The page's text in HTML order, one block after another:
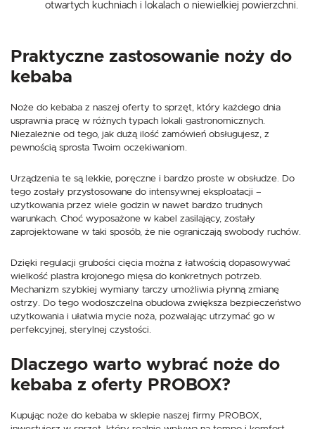
otwartych kuchniach i lokalach o niewielkiej powierzchni.
Praktyczne zastosowanie noży do
kebaba
Noże do kebaba z naszej oferty to sprzęt, który każdego dnia
usprawnia pracę w różnych typach lokali gastronomicznych.
Niezależnie od tego, jak dużą ilość zamówień obsługujesz, z
pewnością sprosta Twoim oczekiwaniom.
Urządzenia te są lekkie, poręczne i bardzo proste w obsłudze. Do
tego zostały przystosowane do intensywnej eksploatacji –
użytkowania przez wiele godzin w nawet bardzo trudnych
warunkach. Choć wyposażone w kabel zasilający, zostały
zaprojektowane w taki sposób, że nie ograniczają swobody ruchów.
Dzięki regulacji grubości cięcia można z łatwością dopasowywać
wielkość plastra krojonego mięsa do konkretnych potrzeb.
Mechanizm szybkiej wymiany tarczy umożliwia płynną zmianę
ostrzy. Do tego wodoszczelna obudowa zwiększa bezpieczeństwo
użytkowania i ułatwia mycie noża, pozwalając utrzymać go w
perfekcyjnej, sterylnej czystości.
Dlaczego warto wybrać noże do
kebaba z oferty PROBOX?
Kupując noże do kebaba w sklepie naszej firmy PROBOX,